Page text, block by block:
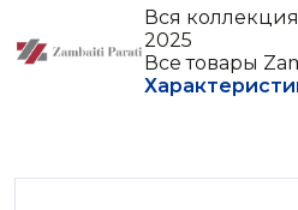
Вся
2025
Все товары